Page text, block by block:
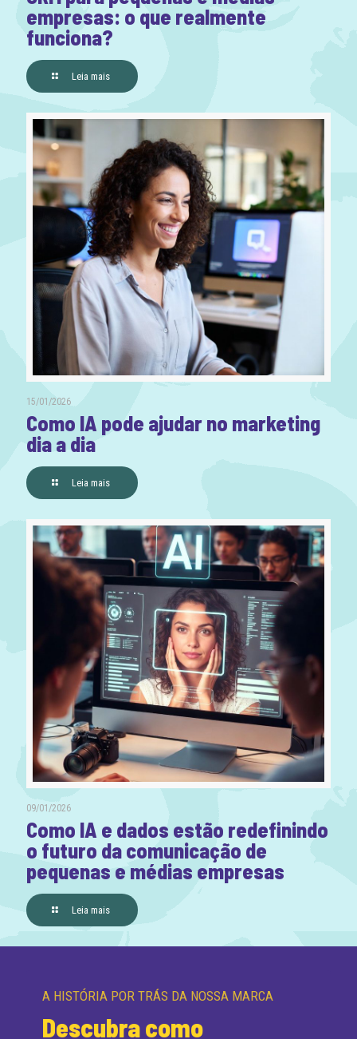
empresas: o que realmente
funciona?
Leia mais
15/01/2026
Como IA pode ajudar no marketing
dia a dia
Leia mais
09/01/2026
Como IA e dados estão redefinindo
o futuro da comunicação de
pequenas e médias empresas
Leia mais
A HISTÓRIA POR TRÁS DA NOSSA MARCA
Descubra como